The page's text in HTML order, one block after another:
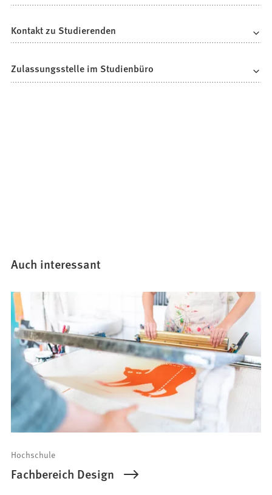
Kontakt zu Studierenden
Zulassungsstelle im Studienbüro
Auch interessant
Hochschule
Fachbereich Design